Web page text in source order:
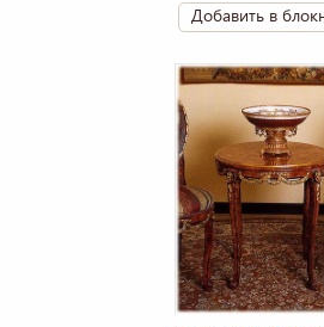
Добавить в